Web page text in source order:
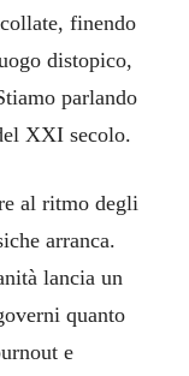
finendo
distopico,
parlando
XXI secolo.
al ritmo degli
arranca.
lancia un
quanto
e